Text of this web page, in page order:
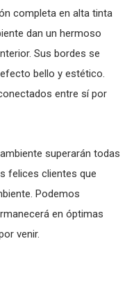
completa en alta tinta
dan un hermoso
Sus bordes se
bello y estético.
entre sí por
superarán todas
felices clientes que
Podemos
en óptimas
venir.